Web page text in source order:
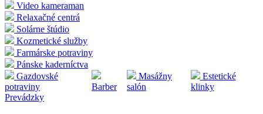
Video kameraman
Relaxačné centrá
Solárne štúdio
Kozmetické služby
Farmárske potraviny
Pánske kaderníctva
Gazdovské
potraviny
Barber
Masážny
salón
Estetické
klinky
Prevádzky